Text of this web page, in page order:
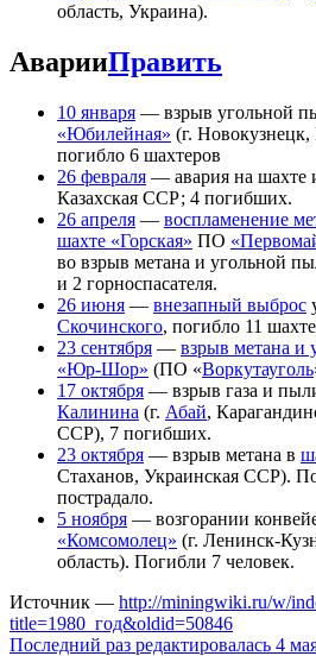
область, Украина).
АварииПравить
10 января — взрыв угольной
«Юбилейная» (г. Новокузнецк,
погибло 6 шахтеров
26 февраля — авария на шахте
Казахская ССР; 4 погибших.
26 апреля — воспламенение
шахте «Горская» ПО
во взрыв метана и угольной
и 2 горноспасателя.
26 июня — внезапный выброс
Скочинского, погибло 11
23 сентября — взрыв метана и
«Юр-Шор» (ПО «Воркутауголь
17 октября — взрыв газа и
Калинина (г. Абай,
ССР), 7 погибших.
23 октября — взрыв метана в
Стаханов, Украинская ССР).
пострадало.
5 ноября — возгорании
«Комсомолец» (г. Ленинск-
область). Погибли 7 человек.
Источник — http://miningwiki.ru/w/
title=1980_год&oldid=50846
Последний раз редактировалась 4